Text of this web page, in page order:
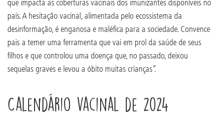
país. A hesitação vacinal, alimentada pelo ecossistema da
desinformação, é enganosa e maléfica para a sociedade. Convence
pais a temer uma ferramenta que vai em prol da saúde de seus
filhos e que controlou uma doença que, no passado, deixou
sequelas graves e levou a óbito muitas crianças”.
Calendário vacinal de 2024